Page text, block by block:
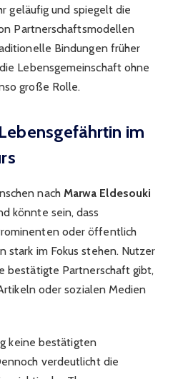
geläufig und spiegelt die
Partnerschaftsmodellen
Bindungen früher
Lebensgemeinschaft ohne
große Rolle.
im
nach Marwa Eldesouki
könnte sein, dass
oder öffentlich
stark im Fokus stehen. Nutzer
bestätigte Partnerschaft gibt,
oder sozialen Medien
keine bestätigten
verdeutlicht die